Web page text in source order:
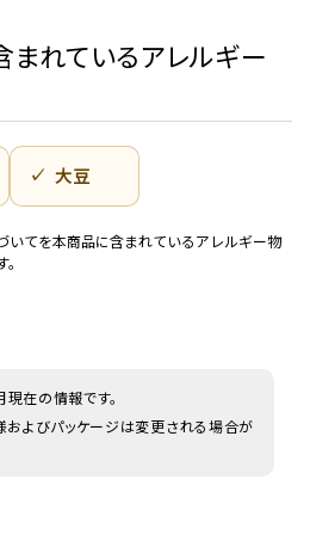
れているアレルギー
大豆
いてを本商品に含まれているアレルギー物
在の情報です。
よびパッケージは変更される場合が